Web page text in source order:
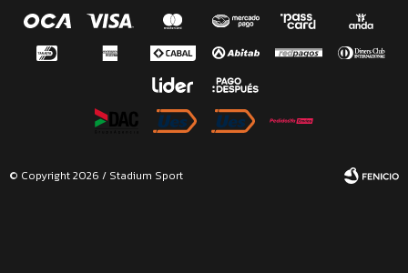
© Copyright 2026 / Stadium Sport